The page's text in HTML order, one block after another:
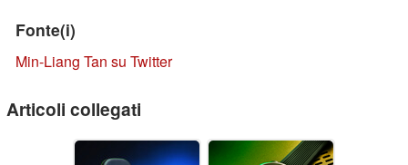
Fonte(i)
Min-Liang Tan su Twitter
Articoli collegati